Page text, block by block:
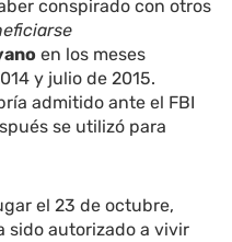
conspirado con otros
en los meses
y julio de 2015.
admitido ante el FBI
se utilizó para
el 23 de octubre,
sido autorizado a vivir